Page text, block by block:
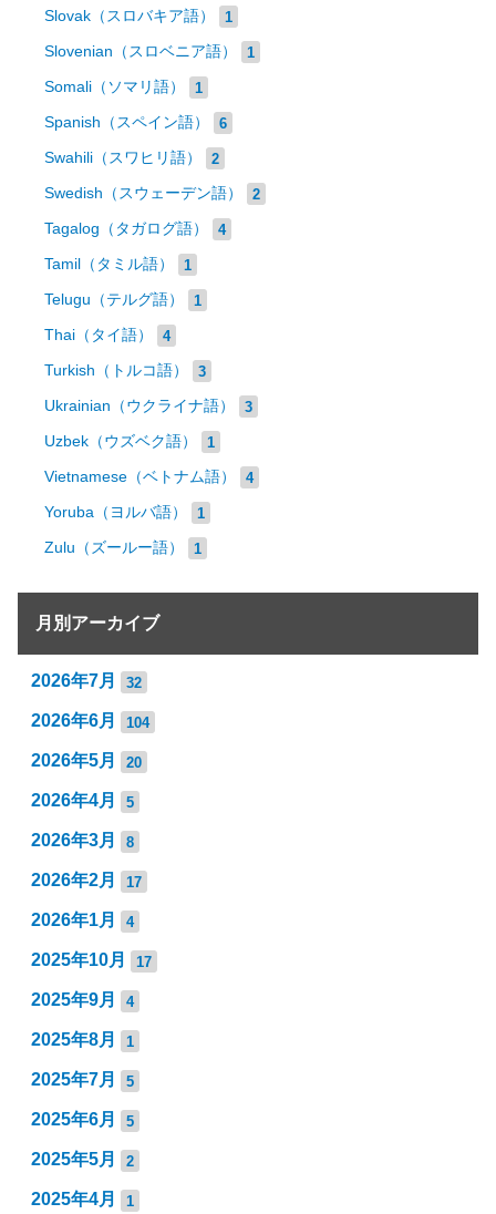
Slovak（スロバキア語） 1
Slovenian（スロベニア語） 1
Somali（ソマリ語） 1
Spanish（スペイン語） 6
Swahili（スワヒリ語） 2
Swedish（スウェーデン語） 2
Tagalog（タガログ語） 4
Tamil（タミル語） 1
Telugu（テルグ語） 1
Thai（タイ語） 4
Turkish（トルコ語） 3
Ukrainian（ウクライナ語） 3
Uzbek（ウズベク語） 1
Vietnamese（ベトナム語） 4
Yoruba（ヨルバ語） 1
Zulu（ズールー語） 1
月別アーカイブ
2026年7月 32
2026年6月 104
2026年5月 20
2026年4月 5
2026年3月 8
2026年2月 17
2026年1月 4
2025年10月 17
2025年9月 4
2025年8月 1
2025年7月 5
2025年6月 5
2025年5月 2
2025年4月 1